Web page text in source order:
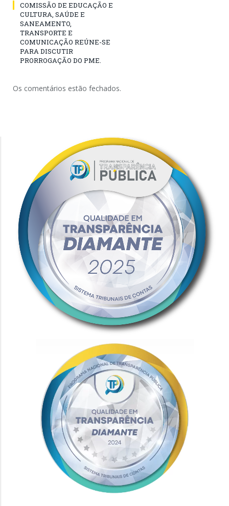
COMISSÃO DE EDUCAÇÃO E
CULTURA, SAÚDE E
SANEAMENTO,
TRANSPORTE E
COMUNICAÇÃO REÚNE-SE
PARA DISCUTIR
PRORROGAÇÃO DO PME.
Os comentários estão fechados.